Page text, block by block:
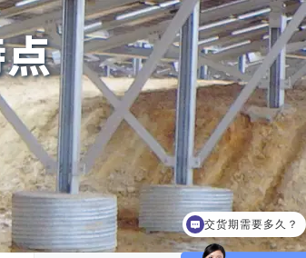
可以提供样品吗？
交货期需要多久？